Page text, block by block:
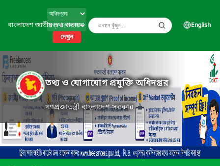
বাংলাদেশ জাতীয় তথ্য বাতায়ন
দেখুন
English
তথ্য ও যোগাযোগ প্রযুক্তি অধিদপ্তর
গণপ্রজাতন্ত্রী বাংলাদেশ সরকার